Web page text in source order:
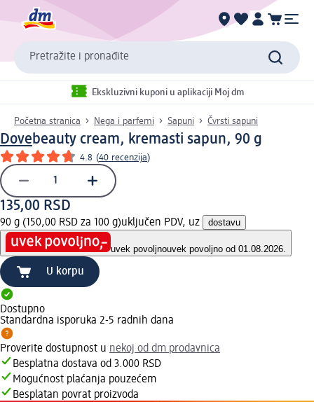
Pretražite i pronađite
Ekskluzivni kuponi u aplikaciji Moj dm
Početna stranica Nega i parfemi Sapuni Čvrsti sapuni
Dovebeauty cream, kremasti sapun, 90 g
4.8 (40 recenzija)
135,00 RSD
90 g (150,00 RSD za 100 g)uključen PDV, uz dostavu
uvek povoljnouvek povoljno od 01.08.2026.
U korpu
Dostupno
Standardna isporuka 2-5 radnih dana
Proverite dostupnost u nekoj od dm prodavnica
Besplatna dostava od 3.000 RSD
Mogućnost plaćanja pouzećem
Besplatan povrat proizvoda